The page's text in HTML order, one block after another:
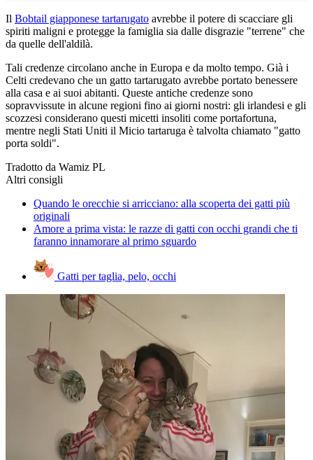
Il Bobtail giapponese tartarugato avrebbe il potere di scacciare gli
spiriti maligni e protegge la famiglia sia dalle disgrazie "terrene" che
da quelle dell'aldilà.
Tali credenze circolano anche in Europa e da molto tempo. Già i
Celti credevano che un gatto tartarugato avrebbe portato benessere
alla casa e ai suoi abitanti. Queste antiche credenze sono
sopravvissute in alcune regioni fino ai giorni nostri: gli irlandesi e gli
scozzesi considerano questi micetti insoliti come portafortuna,
mentre negli Stati Uniti il Micio tartaruga è talvolta chiamato "gatto
porta soldi".
Tradotto da Wamiz PL
Altri consigli
Quando le orecchie si arricciano: alla scoperta dei gatti più
originali
Amore a prima vista: le razze di gatti con occhi grandi che ti
faranno innamorare al primo sguardo
Gatti per taglia, pelo, occhi